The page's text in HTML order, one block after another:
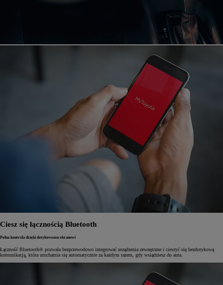
Ciesz się łącznością Bluetooth
Pełna kontrola dzięki dotykowemu ekranowi
Łączność Bluetooth® pozwala bezprzewodowo integrować urządzenia zewnętrzne i cieszyć się bezdotykową
komunikacją, która uruchamia się automatycznie za każdym razem, gdy wsiądziesz do auta.